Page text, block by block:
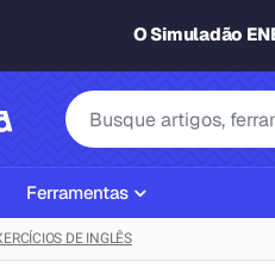
O Simuladão
Ferramentas
Ajudante de Dever de Casa
DE INGLÊS